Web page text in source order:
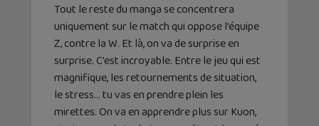
Tout le reste du manga se concentrera
uniquement sur le match qui oppose l’équipe
Z, contre la W. Et là, on va de surprise en
surprise. C’est incroyable. Entre le jeu qui est
magnifique, les retournements de situation,
le stress… tu vas en prendre plein les
mirettes. On va en apprendre plus sur Kuon,